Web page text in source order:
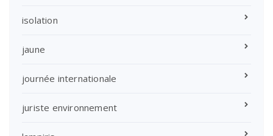
isolation
jaune
journée internationale
juriste environnement